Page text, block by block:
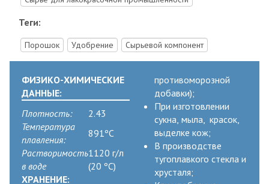
Теги:
Порошок Удобрение Сырьевой компонент
ФИЗИКО-ХИМИЧЕСКИЕ
ДАННЫЕ:
Плотность:
2.43
Температура
плавления:
891ºC
Растворимость
в воде
1120 г/л
(20 ºC)
ХРАНЕНИЕ:
противоморозной
добавки);
При изготовлении
сукна, мыла, красок,
выделке кож;
В производстве
тугоплавкого стекла и
хрусталя;